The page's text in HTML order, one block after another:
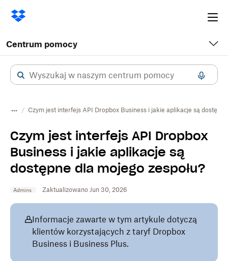
Centrum pomocy
Czym jest interfejs API Dropbox Business i jakie aplikacje są
Czym jest interfejs API Dropbox
Business i jakie aplikacje są
dostępne dla mojego zespołu?
Admins Zaktualizowano Jun 30, 2026
Informacje zawarte w tym artykule dotyczą
klientów korzystających z taryf Dropbox
Business i Business Plus.